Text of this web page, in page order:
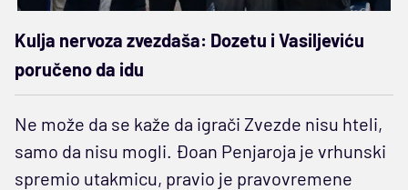
Kulja nervoza zvezdaša: Dozetu i Vasiljeviću
poručeno da idu
Ne može da se kaže da igrači Zvezde nisu hteli,
samo da nisu mogli. Đoan Penjaroja je vrhunski
spremio utakmicu, pravio je pravovremene